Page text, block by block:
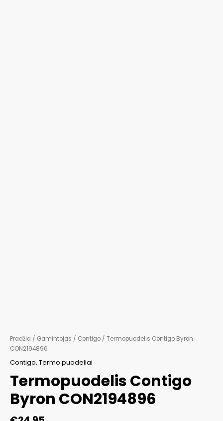
Pradžia / Gamintojas / Contigo / Termopuodelis Contigo Byron
CON2194896
Contigo, Termo puodeliai
Termopuodelis Contigo
Byron CON2194896